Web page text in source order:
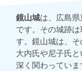
鏡山城は、広島
です。その城跡
す。鏡山城は、そ
大内氏や尼子氏
深く関わっていま